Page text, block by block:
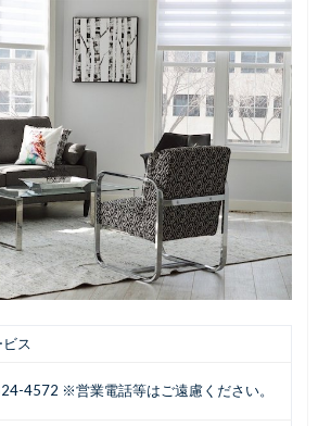
ス
4572 ※営業電話等はご遠慮ください。